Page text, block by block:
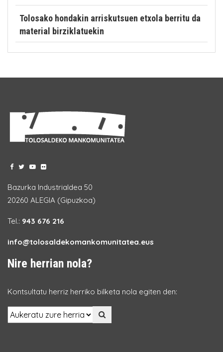
Tolosako hondakin arriskutsuen etxola berritu da
material birziklatuekin
Bazurka Industrialdea 50
20260 ALEGIA (Gipuzkoa)
Tel.: 943 676 216
info@tolosaldekomankomunitatea.eus
Nire herrian nola?
Kontsultatu herriz herriko bilketa nola egiten den: